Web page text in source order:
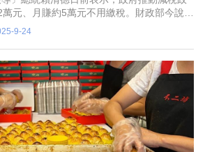
元、月賺約5萬元不用繳稅。財政部今說
萬元以下免繳納綜所稅，該金額是以單身青
，享有免稅額9.7萬元、單身標準扣除額
扣除額21.8萬元及房屋租金支出特別扣除
萬元以下可免繳納綜所稅。
9-24